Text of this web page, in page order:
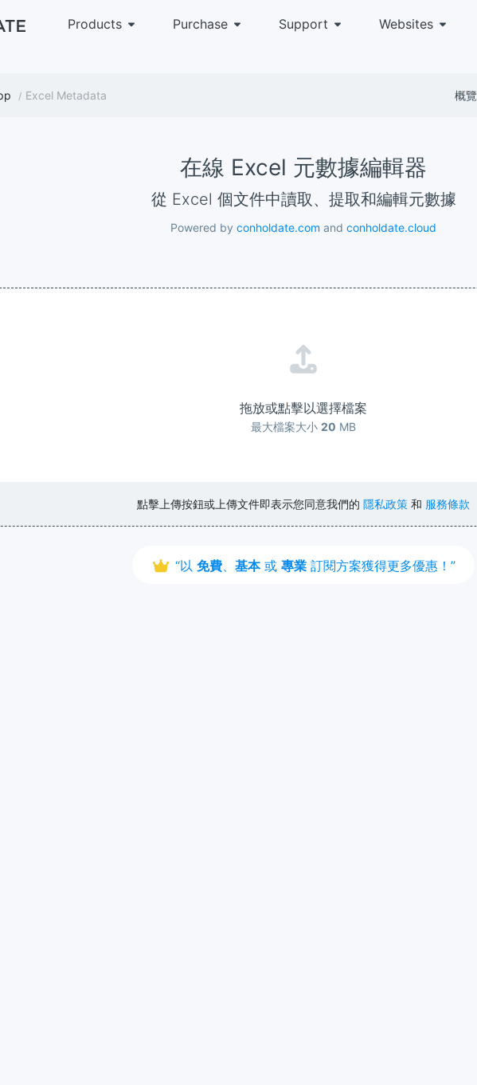
Products Purchase Support Websites
Excel Metadata 概覽
在線 Excel 元數據編輯器
從 Excel 個文件中讀取、提取和編輯元數據
Powered by conholdate.com and conholdate.cloud
拖放或點擊以選擇檔案
最大檔案大小 20 MB
點擊上傳按鈕或上傳文件即表示您同意我們的 隱私政策 和 服務條款
“以 免費、 基本或 專業 訂閱方案獲得更多優惠！”